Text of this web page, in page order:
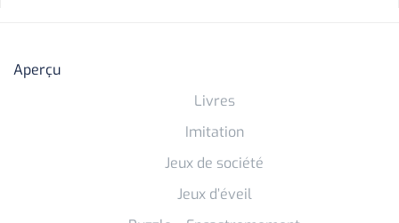
Aperçu
Livres
Imitation
Jeux de société
Jeux d’éveil